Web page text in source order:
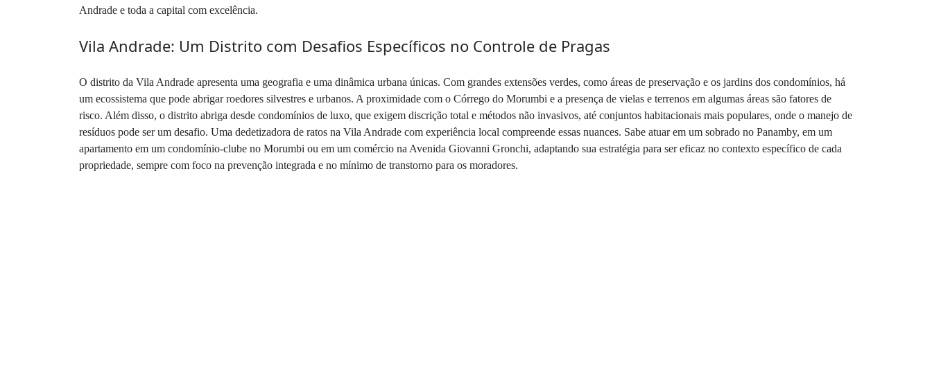
Andrade e toda a capital com excelência.
Vila Andrade: Um Distrito com Desafios Específicos no Controle de Pragas
O distrito da Vila Andrade apresenta uma geografia e uma dinâmica urbana únicas. Com grandes extensões verdes, como áreas de preservação e os jardins dos condomínios, há
um ecossistema que pode abrigar roedores silvestres e urbanos. A proximidade com o Córrego do Morumbi e a presença de vielas e terrenos em algumas áreas são fatores de
risco. Além disso, o distrito abriga desde condomínios de luxo, que exigem discrição total e métodos não invasivos, até conjuntos habitacionais mais populares, onde o manejo de
resíduos pode ser um desafio. Uma dedetizadora de ratos na Vila Andrade com experiência local compreende essas nuances. Sabe atuar em um sobrado no Panamby, em um
apartamento em um condomínio-clube no Morumbi ou em um comércio na Avenida Giovanni Gronchi, adaptando sua estratégia para ser eficaz no contexto específico de cada
propriedade, sempre com foco na prevenção integrada e no mínimo de transtorno para os moradores.